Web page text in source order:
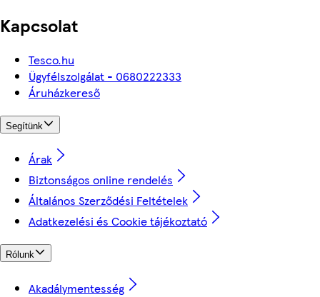
Kapcsolat
Tesco.hu
Ügyfélszolgálat - 0680222333
Áruházkereső
Segítünk
Árak
Biztonságos online rendelés
Általános Szerződési Feltételek
Adatkezelési és Cookie tájékoztató
Rólunk
Akadálymentesség